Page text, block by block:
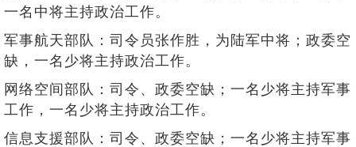
一名中将主持政治工作。
军事航天部队：司令员张作胜，为陆军中将；政委空
缺，一名少将主持政治工作。
网络空间部队：司令、政委空缺；一名少将主持军事
工作，一名少将主持政治工作。
信息支援部队：司令、政委空缺；一名少将主持军事